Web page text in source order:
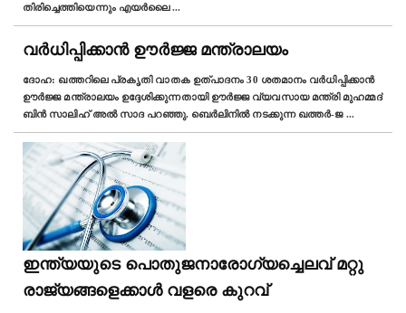
തിരിച്ചെത്തിയെന്നും എയര്‍ലൈ...
വര്‍ധിപ്പിക്കാന്‍ ഊര്‍ജ്ജ മന്ത്രാലയം
ദോഹ: ഖത്തറിലെ പ്രകൃതി വാതക ഉത്പാദനം 30 ശതമാനം വര്‍ധിപ്പിക്കാന്‍
ഊര്‍ജ്ജ മന്ത്രാലയം ഉദ്ദേശിക്കുന്നതായി ഊര്‍ജ്ജ വ്യവസായ മന്ത്രി മുഹമ്മദ്‌
ബിന്‍ സാലിഹ് അല്‍ സാദ പറഞ്ഞു. ബെര്‍ലിനില്‍ നടക്കുന്ന ഖത്തര്‍-ജ ...
ഇന്ത്യയുടെ പൊതുജനാരോഗ്യച്ചെലവ് മറ്റു
രാജ്യങ്ങളെക്കാൾ വളരെ കുറവ്